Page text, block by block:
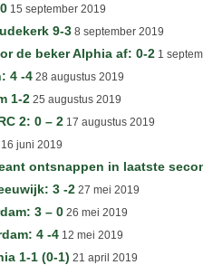
15 september 2019
9-3 8 september 2019
de beker Alphia af: 0-2 1
4 -4 28 augustus 2019
1-2 25 augustus 2019
2: 0 – 2 17 augustus 2019
16 juni 2019
ontsnappen in laatste
3 -2 27 mei 2019
3 – 0 26 mei 2019
4 -4 12 mei 2019
1-1 (0-1) 21 april 2019